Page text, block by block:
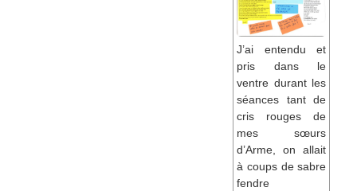
J’ai entendu et
pris dans le
ventre durant les
séances tant de
cris rouges de
mes sœurs
d’Arme, on allait
à coups de sabre
fendre